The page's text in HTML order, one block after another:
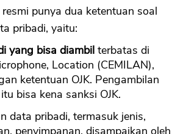
punya dua ketentuan soal
pribadi, yaitu:
yang bisa diambil terbatas di
Location (CEMILAN),
ketentuan OJK. Pengambilan
bisa kena sanksi OJK.
data pribadi, termasuk jenis,